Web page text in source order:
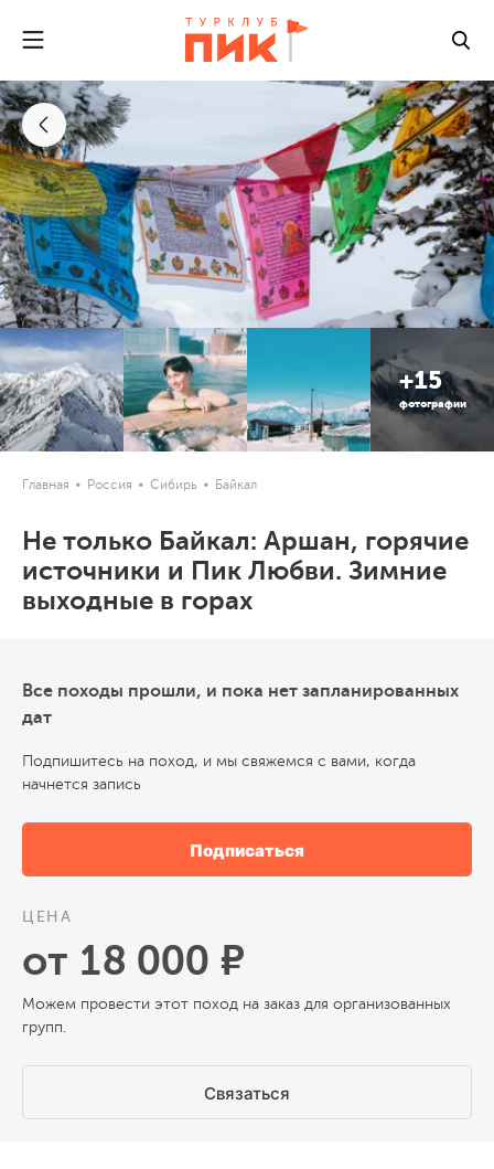
+15
фотографии
Главная Россия Сибирь Байкал
Не только Байкал: Аршан, горячие
источники и Пик Любви. Зимние
выходные в горах
Все походы прошли, и пока нет запланированных
дат
Подпишитесь на поход, и мы свяжемся с вами, когда
начнется запись
Подписаться
ЦЕНА
от 18 000 ₽
Можем провести этот поход на заказ для организованных
групп.
Связаться